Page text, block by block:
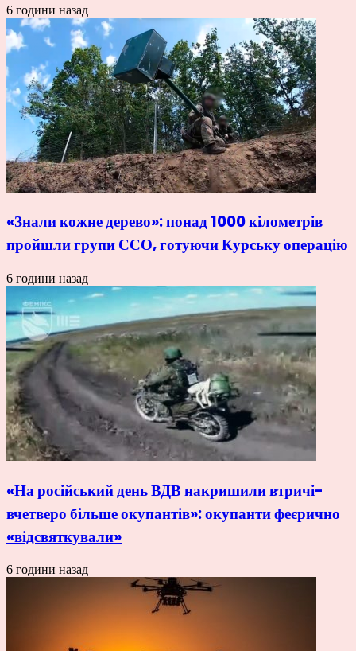
6 години назад
«Знали кожне дерево»: понад 1000 кілометрів
пройшли групи ССО, готуючи Курську операцію
6 години назад
«На російський день ВДВ накришили втричі-
вчетверо більше окупантів»: окупанти феєрично
«відсвяткували»
6 години назад